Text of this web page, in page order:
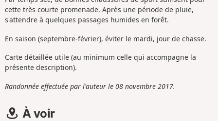
cette très courte promenade. Après une période de pluie,
s'attendre à quelques passages humides en forêt.
En saison (septembre-février), éviter le mardi, jour de chasse.
Carte détaillée utile (au minimum celle qui accompagne la
présente description).
Randonnée effectuée par l'auteur le 08 novembre 2017.
À voir